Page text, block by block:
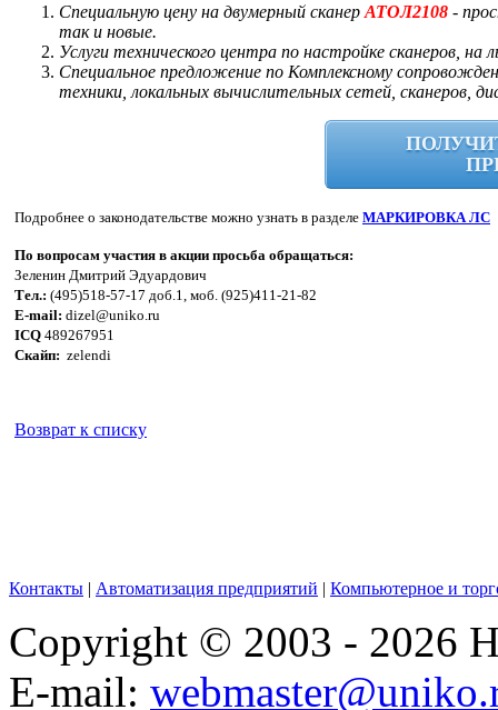
Специальную цену на двумерный сканер АТОЛ2108 -
так и новые.
Услуги технического центра по настройке сканеров, на
Специальное предложение по Комплексному
техники, локальных вычислительных сетей, сканеров,
Подробнее о законодательстве можно узнать в разделе МАРКИРОВКА ЛС
По вопросам участия в акции просьба обращаться:
Зеленин Дмитрий Эдуардович
Тел.: (495)518-57-17 доб.1, моб. (925)411-21-82
E-mail: dizel@uniko.ru
ICQ 489267951
Скайп: zelendi
Возврат к списку
Контакты | Автоматизация предприятий | Компьютерное и
Copyright © 2003 - 2026
E-mail: